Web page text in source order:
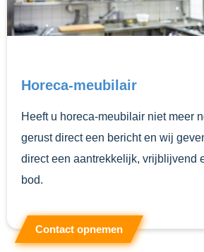
Horeca-meubilair
Heeft u horeca-meubilair niet meer
gerust direct een bericht en wij
direct een aantrekkelijk, vrijblijvend
bod.
Contact opnemen